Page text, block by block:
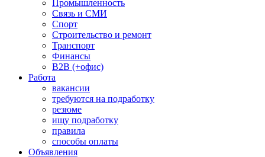
Промышленность
Связь и СМИ
Спорт
Строительство и ремонт
Транспорт
Финансы
B2B (+офис)
Работа
вакансии
требуются на подработку
резюме
ищу подработку
правила
способы оплаты
Объявления